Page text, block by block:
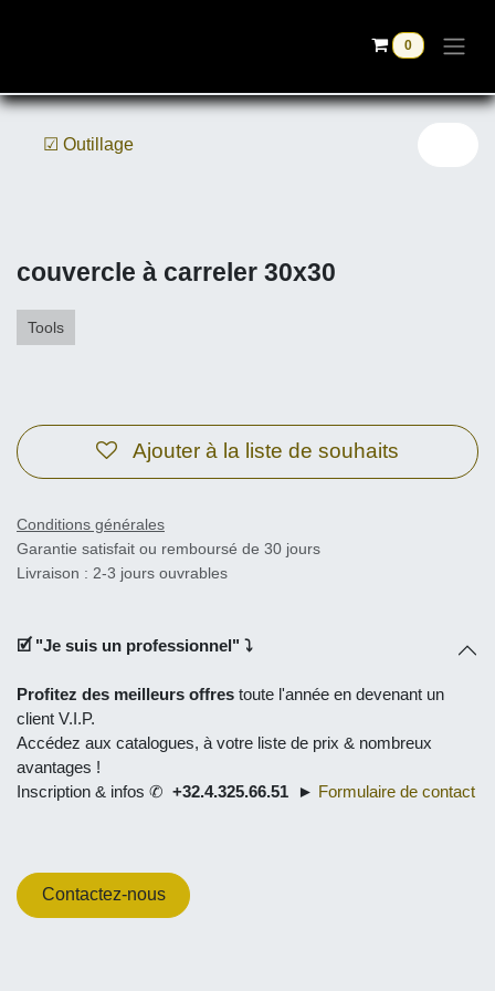
0
☑ Outillage
couvercle à carreler 30x30
Tools
Ajouter à la liste de souhaits
Conditions générales
Garantie satisfait ou remboursé de 30 jours
Livraison : 2-3 jours ouvrables
🗹 "Je suis un professionnel" ⤵
Profitez des meilleurs offres toute l'année en devenant un
client V.I.P.
Accédez aux catalogues, à votre liste de prix & nombreux
avantages !
Inscription & infos ✆ +32.4.325.66.51 ► Formulaire de contact
Contactez-nous